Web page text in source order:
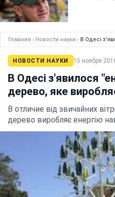
Главная › Новости науки › В Одесі
НОВОСТИ НАУКИ 15 ноября
В Одесі з'явилося
дерево, яке
В отличие від звичайних
дерево виробляє енергію